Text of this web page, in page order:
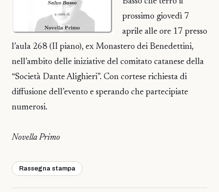
prossimo giovedì 7
aprile alle ore 17 presso
l’aula 268 (II piano), ex Monastero dei Benedettini,
nell’ambito delle iniziative del comitato catanese della
“Società Dante Alighieri”. Con cortese richiesta di
diffusione dell’evento e sperando che partecipiate
numerosi.
Novella Primo
Rassegna stampa